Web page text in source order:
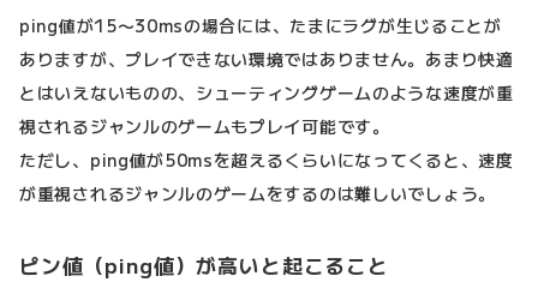
ping値が15〜30msの場合には、たまにラグが生じることが
ありますが、プレイできない環境ではありません。あまり快適
とはいえないものの、シューティングゲームのような速度が重
視されるジャンルのゲームもプレイ可能です。
ただし、ping値が50msを超えるくらいになってくると、速度
が重視されるジャンルのゲームをするのは難しいでしょう。
ピン値（ping値）が高いと起こること